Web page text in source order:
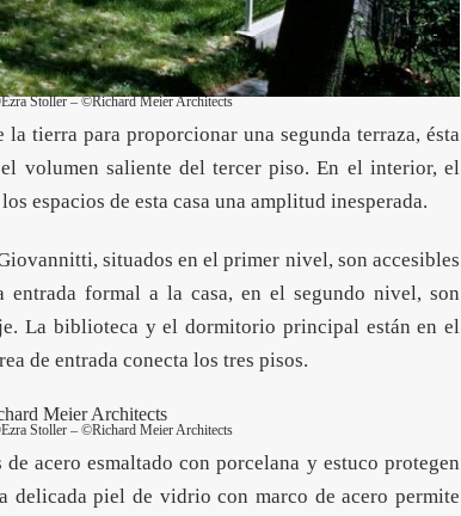
Stoller – ©Richard Meier Architects
tierra para proporcionar una segunda terraza, ésta
volumen saliente del tercer piso. En el interior, el
espacios de esta casa una amplitud inesperada.
situados en el primer nivel, son accesibles
formal a la casa, en el segundo nivel, son
La biblioteca y el dormitorio principal están en el
de entrada conecta los tres pisos.
Stoller – ©Richard Meier Architects
acero esmaltado con porcelana y estuco protegen
delicada piel de vidrio con marco de acero permite